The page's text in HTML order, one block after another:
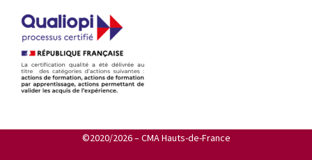
©2020/2026 – CMA Hauts-de-France